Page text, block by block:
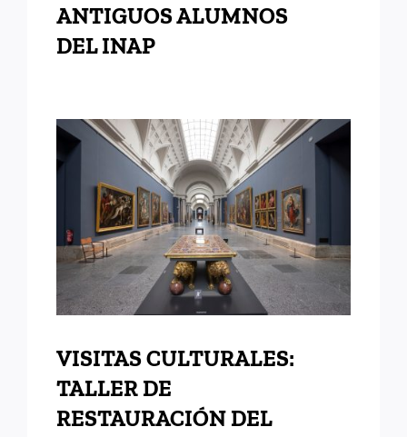
ANTIGUOS ALUMNOS
DEL INAP
VISITAS CULTURALES:
TALLER DE
RESTAURACIÓN DEL
MUSEO DEL PRADO
VISITAS CULTURALES:
TALLER DE
RESTAURACIÓN DEL